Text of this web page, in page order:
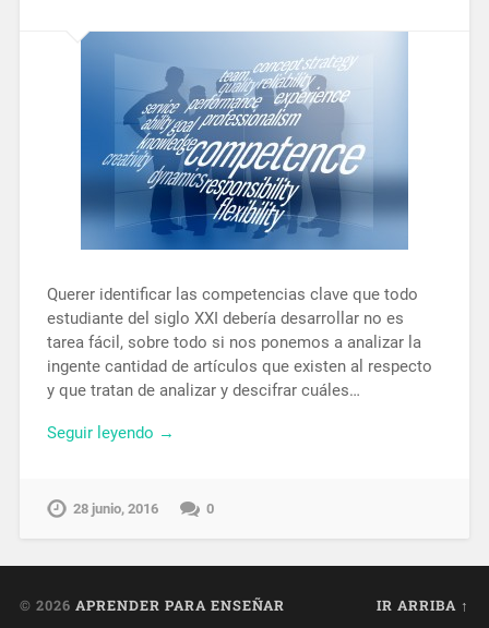
Querer identificar las competencias clave que todo
estudiante del siglo XXI debería desarrollar no es
tarea fácil, sobre todo si nos ponemos a analizar la
ingente cantidad de artículos que existen al respecto
y que tratan de analizar y descifrar cuáles…
Seguir leyendo →
28 junio, 2016 0
© 2026 APRENDER PARA ENSEÑAR IR ARRIBA ↑